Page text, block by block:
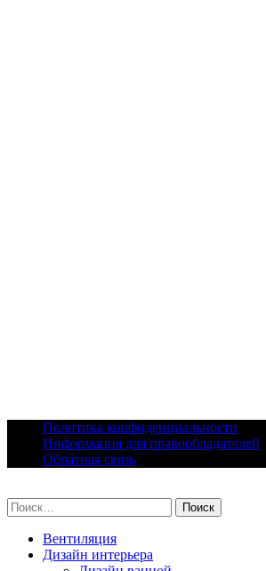
content
Политика конфиденциальности
Информация для правообладателей
Обратная связь
Найти:
Вентиляция
Дизайн интерьера